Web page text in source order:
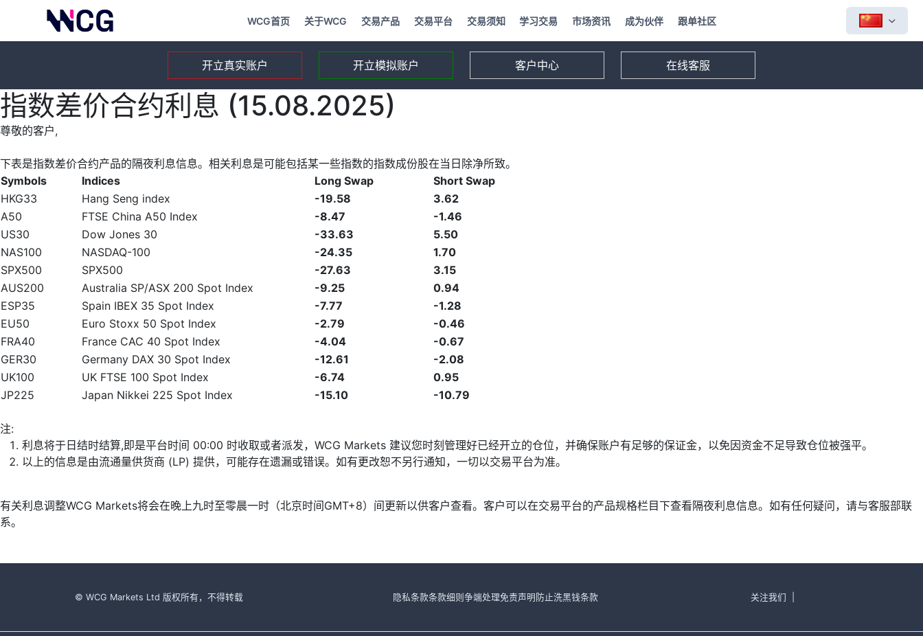
WCG首页 关于WCG 交易产品 交易平台 交易须知 学习交易 市场资讯 成为伙伴 跟单社区
开立真实账户 开立模拟账户 客户中心 在线客服
指数差价合约利息 (15.08.2025)
尊敬的客户,
下表是指数差价合约产品的隔夜利息信息。相关利息是可能包括某一些指数的指数成份股在当日除净所致。
Symbols
Indices Long Swap
Short Swap
HKG33
Hang Seng index -19.58
3.62
A50
FTSE China A50 Index -8.47
-1.46
US30
Dow Jones 30 -33.63
5.50
NAS100
NASDAQ-100 -24.35
1.70
SPX500
SPX500 -27.63
3.15
AUS200
Australia SP/ASX 200 Spot Index -9.25
0.94
ESP35
Spain IBEX 35 Spot Index -7.77
-1.28
EU50
Euro Stoxx 50 Spot Index -2.79
-0.46
FRA40
France CAC 40 Spot Index -4.04
-0.67
GER30
Germany DAX 30 Spot Index -12.61
-2.08
UK100
UK FTSE 100 Spot Index -6.74
0.95
JP225
Japan Nikkei 225 Spot Index -15.10 -10.79
注:
利息将于日结时结算,即是平台时间 00:00 时收取或者派发，WCG Markets 建议您时刻管理好已经开立的仓位，并确保账户有足够的保证金，以免因资金不足导致仓位被强平。
以上的信息是由流通量供货商 (LP) 提供，可能存在遗漏或错误。如有更改恕不另行通知，一切以交易平台为准。
有关利息调整WCG Markets将会在晚上九时至零晨一时（北京时间GMT+8）间更新以供客户查看。客户可以在交易平台的产品规格栏目下查看隔夜利息信息。如有任何疑问，请与客服部联
系。
© WCG Markets Ltd 版权所有，不得转载 隐私条款条款细则 争端处理免责声明 防止洗黑钱条款 关注我们